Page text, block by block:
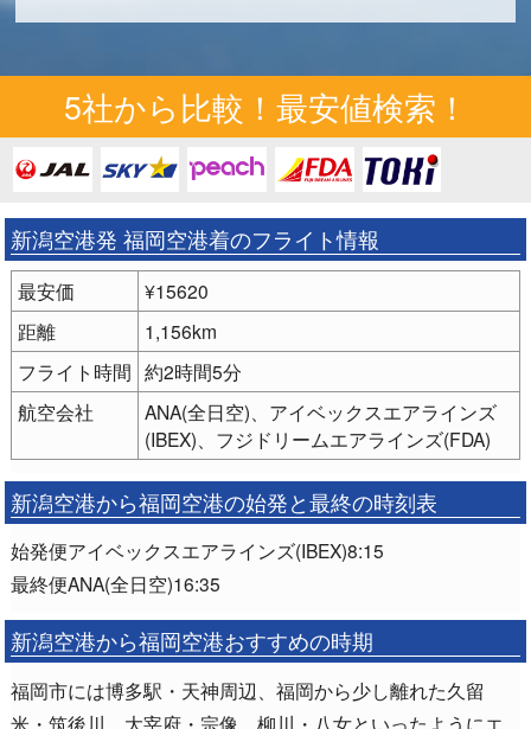
5社から比較！最安値検索！
新潟空港発 福岡空港着のフライト情報
最安価
¥15620
距離
1,156km
フライト時間 約2時間5分
航空会社
ANA(全日空)、アイベックスエアラインズ
(IBEX)、フジドリームエアラインズ(FDA)
新潟空港から福岡空港の始発と最終の時刻表
始発便アイベックスエアラインズ(IBEX)8:15
最終便ANA(全日空)16:35
新潟空港から福岡空港おすすめの時期
福岡市には博多駅・天神周辺、福岡から少し離れた久留
米・筑後川、大宰府・宗像、柳川・八女といったようにエ